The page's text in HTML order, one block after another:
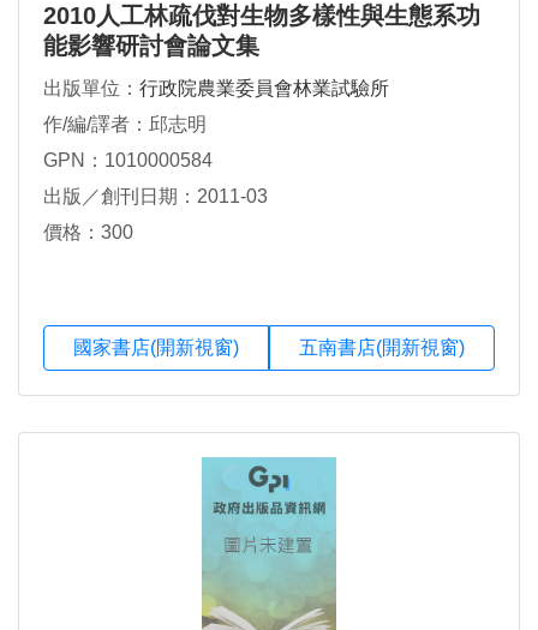
2010人工林疏伐對生物多樣性與生態系功
能影響研討會論文集
出版單位： 行政院農業委員會林業試驗所
作/編/譯者：邱志明
GPN：1010000584
出版／創刊日期：2011-03
價格：300
國家書店(開新視窗) 五南書店(開新視窗)